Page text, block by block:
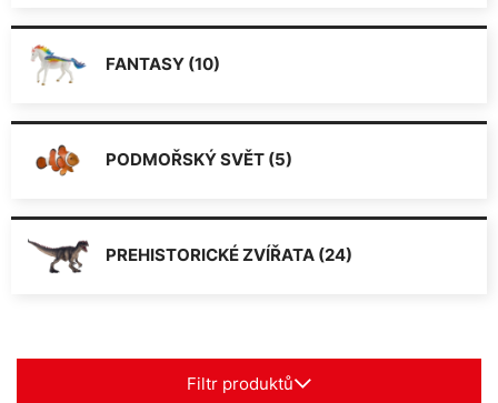
FANTASY (10)
PODMOŘSKÝ SVĚT (5)
PREHISTORICKÉ ZVÍŘATA (24)
Filtr produktů